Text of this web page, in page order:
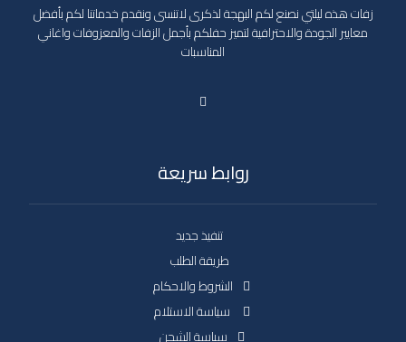
زفات هذه ليلتي نصنع لكم البهجة لذكرى لاتنسى ونقدم خدماتنا لكم بأفضل
معايير الجودة والاحترافية لتميز حفلكم بأجمل الزفات والمعزوفات واغاني
المناسبات
روابط سريعة
تنفيذ جديد
طريقة الطلب
الشروط والاحكام
سياسة الاستلام
سياسة الشحن